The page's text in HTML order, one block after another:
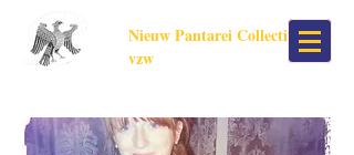
Nieuw Pantarei Collectief
vzw